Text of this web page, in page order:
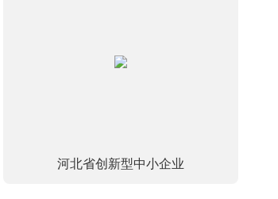
河北省创新型中小企业